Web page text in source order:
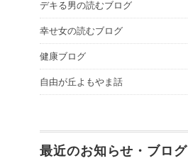
デキる男の読むブログ
幸せ女の読むブログ
健康ブログ
自由が丘よもやま話
最近のお知らせ・ブログ